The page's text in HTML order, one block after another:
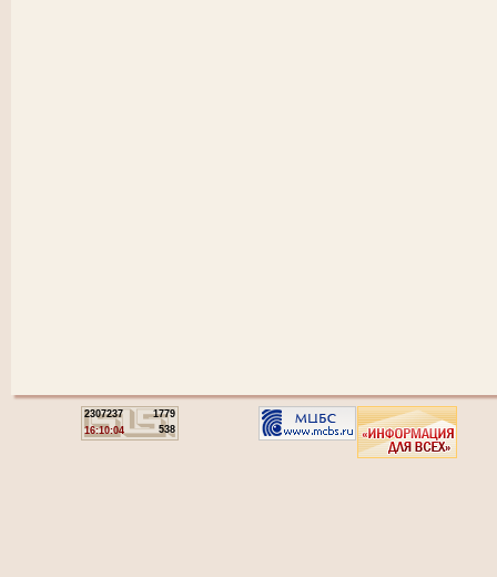
2307237
1779
16:10:04
538